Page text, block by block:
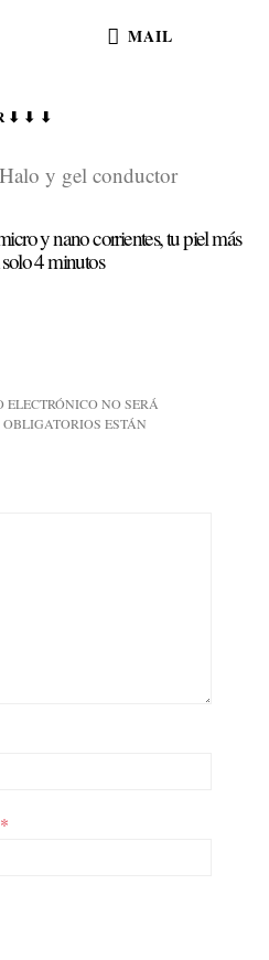
MAIL
⬇ ⬇ ⬇
y nano corrientes, tu piel más
4 minutos
ELECTRÓNICO NO SERÁ
ESTÁN
*